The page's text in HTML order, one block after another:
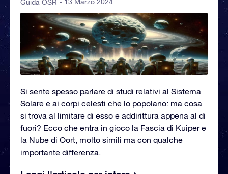
Guida OSR
Si sente spesso parlare di studi relativi al Sistema
Solare e ai corpi celesti che lo popolano: ma cosa
si trova al limitare di esso e addirittura appena al di
fuori? Ecco che entra in gioco la Fascia di Kuiper e
la Nube di Oort, molto simili ma con qualche
importante differenza.